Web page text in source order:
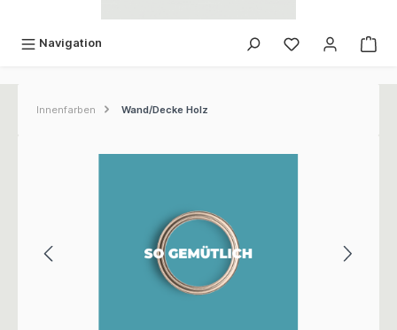
Navigation
Innenfarben Wand/Decke Holz